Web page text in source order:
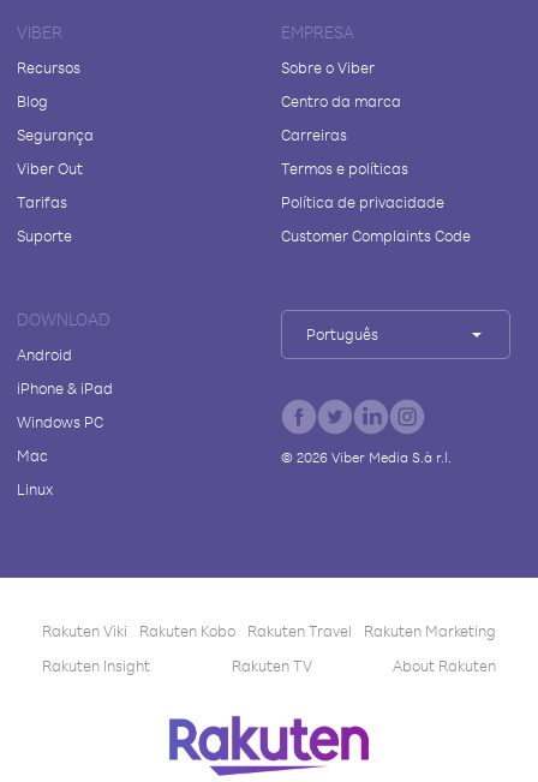
VIBER
Recursos
Blog
Segurança
Viber Out
Tarifas
Suporte
EMPRESA
Sobre o Viber
Centro da marca
Carreiras
Termos e políticas
Política de privacidade
Customer Complaints Code
DOWNLOAD
Android
iPhone & iPad
Windows PC
Mac
Linux
Português
© 2026Viber Media S.à r.l.
Rakuten Viki Rakuten Kobo Rakuten Travel
Rakuten Marketing
Rakuten Insight
Rakuten TV About Rakuten